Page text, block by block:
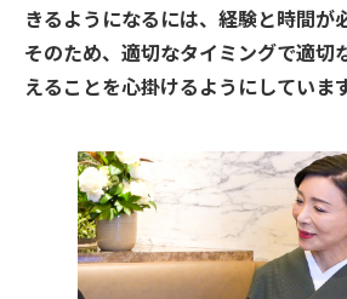
きるようになるには、経験と時間が
そのため、適切なタイミングで適切
えることを心掛けるようにしています